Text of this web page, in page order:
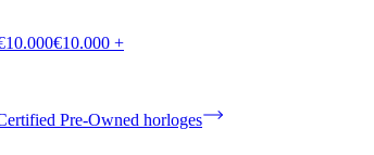
€10.000 +
Pre-Owned horloges